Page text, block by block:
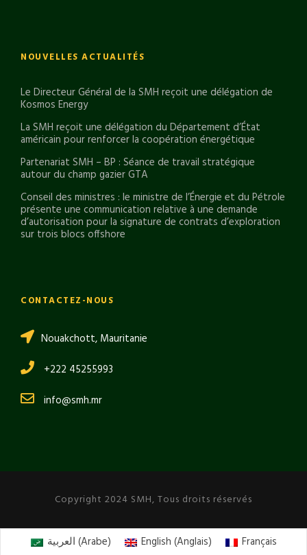
NOUVELLES ACTUALITÉS
Le Directeur Général de la SMH reçoit une délégation de
Kosmos Energy
La SMH reçoit une délégation du Département d’État
américain pour renforcer la coopération énergétique
Partenariat SMH – BP : Séance de travail stratégique
autour du champ gazier GTA
Conseil des ministres : le ministre de l’Énergie et du Pétrole
présente une communication relative à une demande
d’autorisation pour la signature de contrats d’exploration
sur trois blocs offshore
CONTACTEZ-NOUS
Nouakchott, Mauritanie
+222 45255993
info@smh.mr
Copyright 2024 SMH, Tous droits réservés
العربية (Arabe) English (Anglais) Français